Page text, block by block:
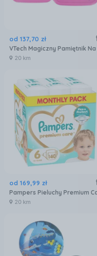
od 137,70 zł
20 km
od 169,99 zł
20 km